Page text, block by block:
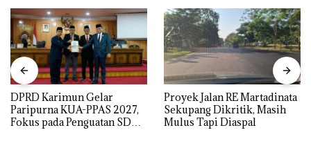
DPRD Karimun Gelar
Paripurna KUA-PPAS 2027,
Fokus pada Penguatan SDM,
Proyek Jalan RE Martadinata
Sekupang Dikritik, Masih
Mulus Tapi Diaspal